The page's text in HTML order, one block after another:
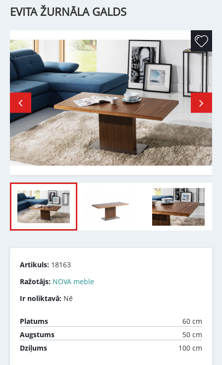
EVITA ŽURNĀLA GALDS
Artikuls: 18163
Ražotājs: NOVA meble
Ir noliktavā: Nē
Platums
60 cm
Augstums
50 cm
Dziļums
100 cm